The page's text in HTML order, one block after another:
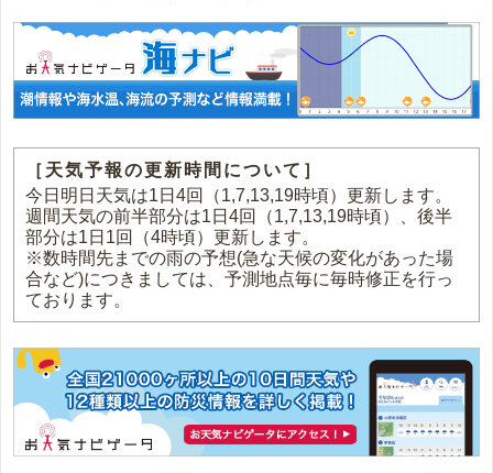
［天気予報の更新時間について］
今日明日天気は1日4回（1,7,13,19時頃）更新します。
週間天気の前半部分は1日4回（1,7,13,19時頃）、後半
部分は1日1回（4時頃）更新します。
※数時間先までの雨の予想(急な天候の変化があった場
合など)につきましては、予測地点毎に毎時修正を行っ
ております。